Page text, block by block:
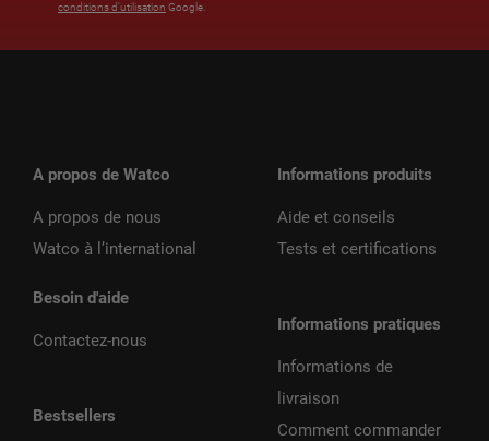
conditions d’utilisation Google.
A propos de Watco
A propos de nous
Watco à l’international
Besoin d'aide
Contactez-nous
Bestsellers
Informations produits
Aide et conseils
Tests et certifications
Informations pratiques
Informations de
livraison
Comment commander